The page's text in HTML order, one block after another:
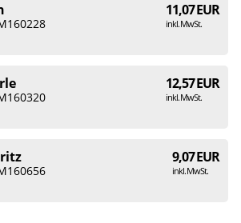
11,07 EUR
inkl. MwSt.
12,57 EUR
inkl. MwSt.
9,07 EUR
inkl. MwSt.